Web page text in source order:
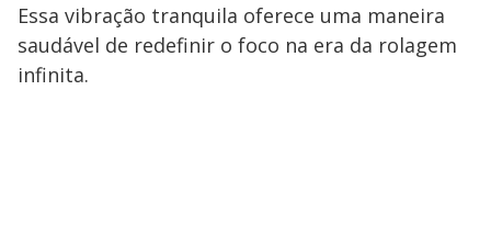
Essa vibração tranquila oferece uma maneira
saudável de redefinir o foco na era da rolagem
infinita.